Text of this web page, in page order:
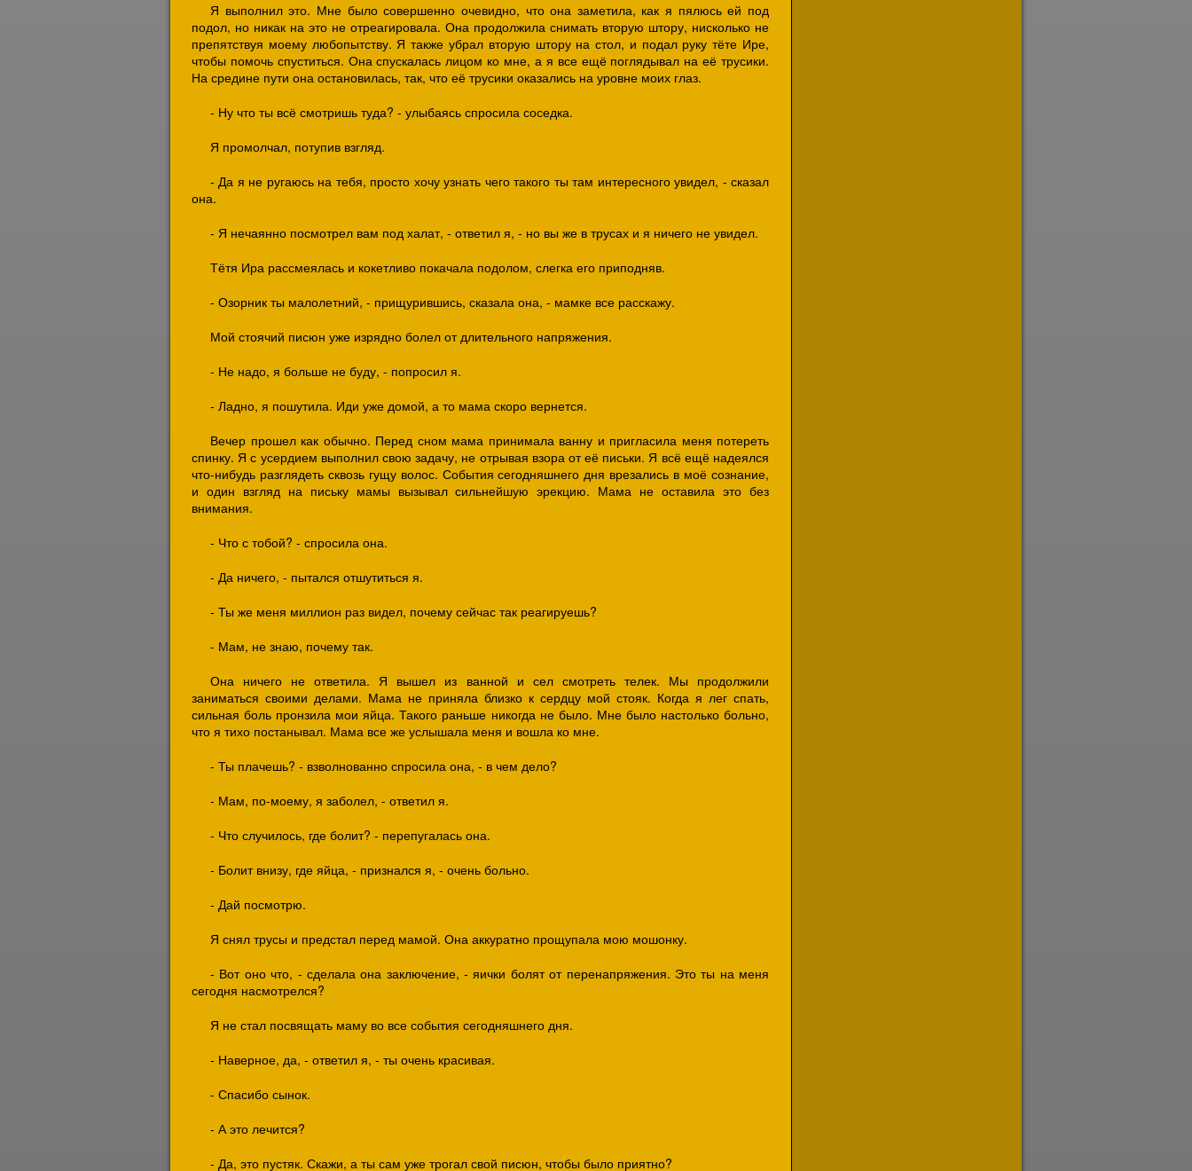
Я выполнил это. Мне было совершенно очевидно, что она заметила, как я пялюсь ей под
подол, но никак на это не отреагировала. Она продолжила снимать вторую штору, нисколько не
препятствуя моему любопытству. Я также убрал вторую штору на стол, и подал руку тёте Ире,
чтобы помочь спуститься. Она спускалась лицом ко мне, а я все ещё поглядывал на её трусики.
На средине пути она остановилась, так, что её трусики оказались на уровне моих глаз.
- Ну что ты всё смотришь туда? - улыбаясь спросила соседка.
Я промолчал, потупив взгляд.
- Да я не ругаюсь на тебя, просто хочу узнать чего такого ты там интересного увидел, - сказал
она.
- Я нечаянно посмотрел вам под халат, - ответил я, - но вы же в трусах и я ничего не увидел.
Тётя Ира рассмеялась и кокетливо покачала подолом, слегка его приподняв.
- Озорник ты малолетний, - прищурившись, сказала она, - мамке все расскажу.
Мой стоячий писюн уже изрядно болел от длительного напряжения.
- Не надо, я больше не буду, - попросил я.
- Ладно, я пошутила. Иди уже домой, а то мама скоро вернется.
Вечер прошел как обычно. Перед сном мама принимала ванну и пригласила меня потереть
спинку. Я с усердием выполнил свою задачу, не отрывая взора от её письки. Я всё ещё надеялся
что-нибудь разглядеть сквозь гущу волос. События сегодняшнего дня врезались в моё сознание,
и один взгляд на письку мамы вызывал сильнейшую эрекцию. Мама не оставила это без
внимания.
- Что с тобой? - спросила она.
- Да ничего, - пытался отшутиться я.
- Ты же меня миллион раз видел, почему сейчас так реагируешь?
- Мам, не знаю, почему так.
Она ничего не ответила. Я вышел из ванной и сел смотреть телек. Мы продолжили
заниматься своими делами. Мама не приняла близко к сердцу мой стояк. Когда я лег спать,
сильная боль пронзила мои яйца. Такого раньше никогда не было. Мне было настолько больно,
что я тихо постанывал. Мама все же услышала меня и вошла ко мне.
- Ты плачешь? - взволнованно спросила она, - в чем дело?
- Мам, по-моему, я заболел, - ответил я.
- Что случилось, где болит? - перепугалась она.
- Болит внизу, где яйца, - признался я, - очень больно.
- Дай посмотрю.
Я снял трусы и предстал перед мамой. Она аккуратно прощупала мою мошонку.
- Вот оно что, - сделала она заключение, - яички болят от перенапряжения. Это ты на меня
сегодня насмотрелся?
Я не стал посвящать маму во все события сегодняшнего дня.
- Наверное, да, - ответил я, - ты очень красивая.
- Спасибо сынок.
- А это лечится?
- Да, это пустяк. Скажи, а ты сам уже трогал свой писюн, чтобы было приятно?